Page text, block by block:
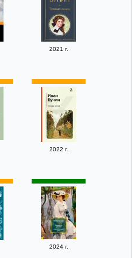
2021 г.
2022 г.
2024 г.